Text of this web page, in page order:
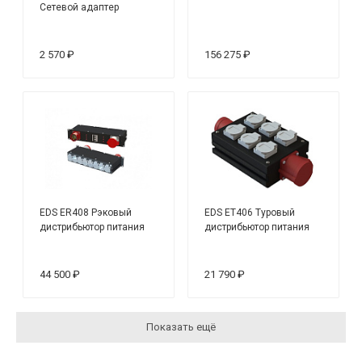
Сетевой адаптер
2 570 ₽ 156 275 ₽
EDS ER408 Рэковый
дистрибьютор питания
44 500 ₽
EDS ET406 Туровый
дистрибьютор питания
21 790 ₽
Показать ещё